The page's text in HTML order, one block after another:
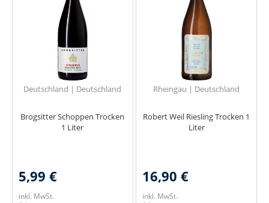
Deutschland | Deutschland
Brogsitter Schoppen Trocken
1 Liter
5,99 €
inkl. MwSt.
Rheingau | Deutschland
Robert Weil Riesling Trocken 1
Liter
16,90 €
inkl. MwSt.